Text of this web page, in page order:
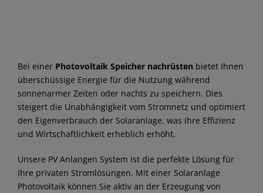
Bei einer Photovoltaik Speicher nachrüsten bietet Ihnen
überschüssige Energie für die Nutzung während
sonnenarmer Zeiten oder nachts zu speichern. Dies
steigert die Unabhängigkeit vom Stromnetz und optimiert
den Eigenverbrauch der Solaranlage, was ihre Effizienz
und Wirtschaftlichkeit erheblich erhöht.
Unsere PV Anlangen System ist die perfekte Lösung für
Ihre privaten Stromlösungen. Mit einer Solaranlage
Photovoltaik können Sie aktiv an der Erzeugung von